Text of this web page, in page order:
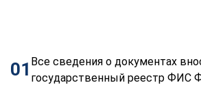
01 Все сведения о документах
государственный реестр ФИС